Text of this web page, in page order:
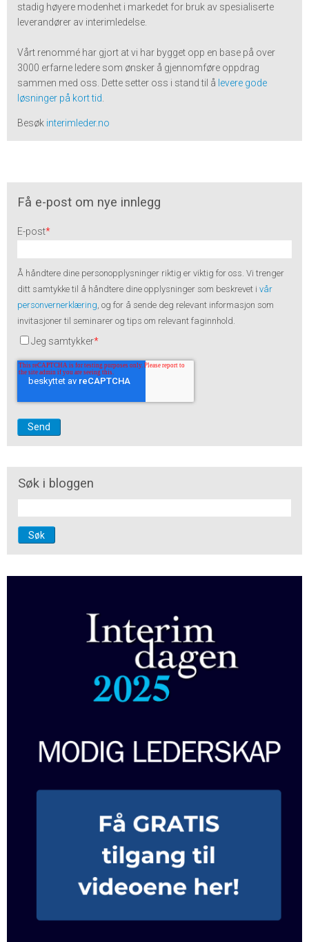
stadig høyere modenhet i markedet for bruk av spesialiserte
leverandører av interimledelse.
Vårt renommé har gjort at vi har bygget opp en base på over
3000 erfarne ledere som ønsker å gjennomføre oppdrag
sammen med oss. Dette setter oss i stand til å levere gode
løsninger på kort tid.
Besøk interimleder.no
Få e-post om nye innlegg
E-post*
Å håndtere dine personopplysninger riktig er viktig for oss. Vi trenger
ditt samtykke til å håndtere dine opplysninger som beskrevet i vår
personvernerklæring , og for å sende deg relevant informasjon som
invitasjoner til seminarer og tips om relevant faginnhold.
Jeg samtykker*
Søk i bloggen
Søk